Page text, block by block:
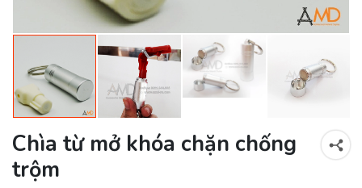
Chìa từ mở khóa chặn chống
trộm